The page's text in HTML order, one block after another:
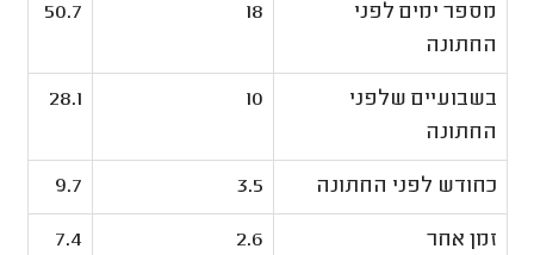
מספר ימים לפני
החתונה
18
50.7
בשבועיים שלפני
החתונה
10
28.1
כחודש לפני החתונה 3.5
9.7
זמן אחר 2.6
7.4